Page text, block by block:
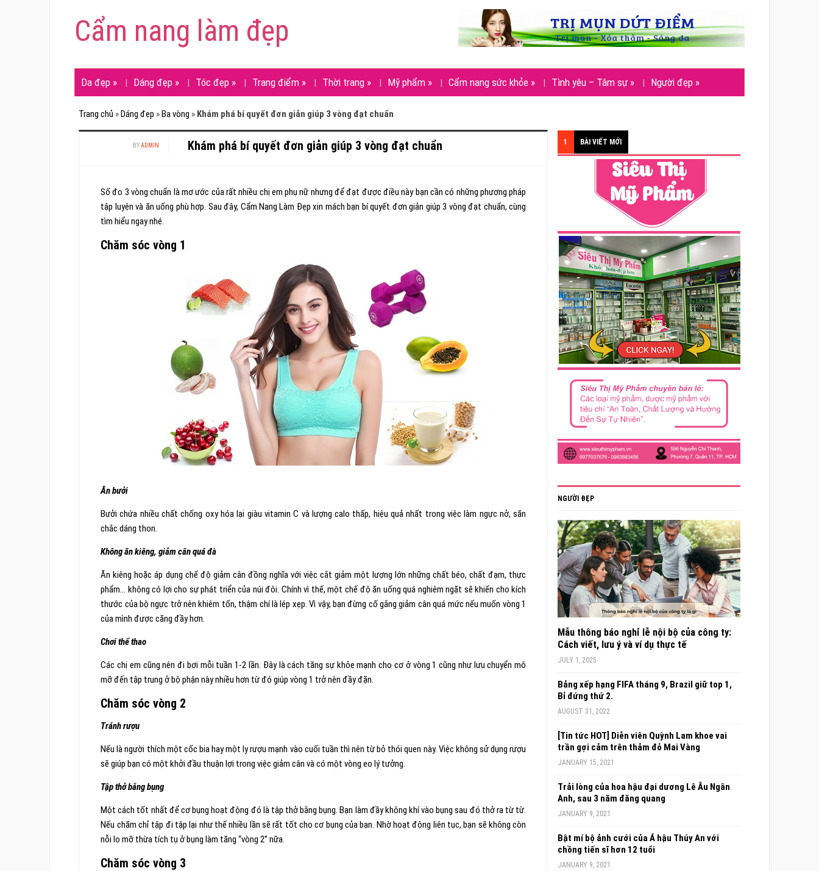
Cẩm nang làm đẹp
Da đẹp » Dáng đẹp » Tóc đẹp » Trang điểm » Thời trang » Mỹ phẩm » Cẩm nang sức khỏe » Tình yêu – Tâm sự » Người đẹp »
Trang chủ »Dáng đẹp »Ba vòng » Khám phá bí quyết đơn giản giúp 3 vòng đạt chuẩn
BYADMIN Khám phá bí quyết đơn giản giúp 3 vòng đạt chuẩn
Số đo 3 vòng chuẩn là mơ ước của rất nhiều chị em phụ nữ nhưng để đạt được điều này bạn cần có những phương pháp
tập luyện và ăn uống phù hợp. Sau đây, Cẩm Nang Làm Đẹp xin mách bạn bí quyết đơn giản giúp 3 vòng đạt chuẩn, cùng
tìm hiểu ngay nhé.
Chăm sóc vòng 1
Ăn bưởi
Bưởi chứa nhiều chất chống oxy hóa lại giàu vitamin C và lượng calo thấp, hiệu quả nhất trong việc làm ngực nở, săn
chắc dáng thon.
Không ăn kiêng, giảm cân quá đà
Ăn kiêng hoặc áp dụng chế độ giảm cân đồng nghĩa với việc cắt giảm một lượng lớn những chất béo, chất đạm, thực
phẩm… không có lợi cho sự phát triển của núi đôi. Chính vì thế, một chế độ ăn uống quá nghiêm ngặt sẽ khiến cho kích
thước của bộ ngực trở nên khiêm tốn, thậm chí là lép xẹp. Vì vậy, bạn đừng cố gắng giảm cân quá mức nếu muốn vòng 1
của mình được căng đầy hơn.
Chơi thể thao
Các chị em cũng nên đi bơi mỗi tuần 1-2 lần. Đây là cách tăng sự khỏe mạnh cho cơ ở vòng 1 cũng như lưu chuyển mô
mỡ đến tập trung ở bộ phận này nhiều hơn từ đó giúp vòng 1 trở nên đầy đặn.
Chăm sóc vòng 2
Tránh rượu
Nếu là người thích một cốc bia hay một ly rượu mạnh vào cuối tuần thì nên từ bỏ thói quen này. Việc không sử dụng rượu
sẽ giúp bạn có một khởi đầu thuận lợi trong việc giảm cân và có một vòng eo lý tưởng.
Tập thở bằng bụng
Một cách tốt nhất để cơ bụng hoạt động đó là tập thở bằng bụng. Bạn làm đầy không khí vào bụng sau đó thở ra từ từ.
Nếu chăm chỉ tập đi tập lại như thế nhiều lần sẽ rất tốt cho cơ bụng của bạn. Nhờ hoạt động liên tục, bạn sẽ không còn
nỗi lo mỡ thừa tích tụ ở bụng làm tăng “vòng 2” nữa.
Chăm sóc vòng 3
1 BÀI VIẾT MỚI
NGƯỜI ĐẸP
Mẫu thông báo nghỉ lễ nội bộ của công ty:
Cách viết, lưu ý và ví dụ thực tế
JULY 1, 2025
Bảng xếp hạng FIFA tháng 9, Brazil giữ top 1,
Bỉ đứng thứ 2.
AUGUST 31, 2022
[Tin tức HOT] Diễn viên Quỳnh Lam khoe vai
trần gợi cảm trên thảm đỏ Mai Vàng
JANUARY 15, 2021
Trải lòng của hoa hậu đại dương Lê Âu Ngân
Anh, sau 3 năm đăng quang
JANUARY 9, 2021
Bật mí bộ ảnh cưới của Á hậu Thúy An với
chồng tiến sĩ hơn 12 tuổi
JANUARY 9, 2021